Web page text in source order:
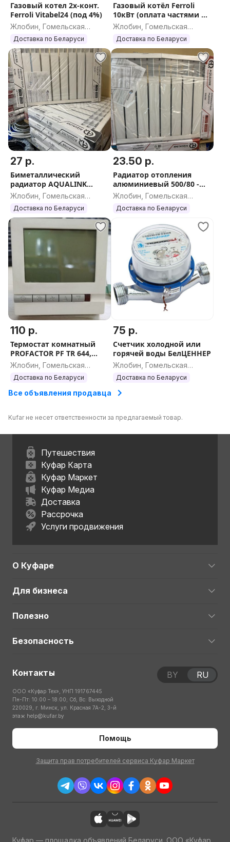
Газовый котел 2х-конт.
Ferroli Vitabel24 (под 4%)
Жлобин, Гомельская
область
Доставка по Беларуси
Газовый котёл Ferroli
10кВт (оплата частями на
5 мес. или льготный
кредит 4% до 36 мес
Жлобин, Гомельская
область
Доставка по Беларуси
27 р.
Биметаллический
радиатор AQUALINK
500/80 усиленный
Жлобин, Гомельская
область
Доставка по Беларуси
23.50 р.
Радиатор отопления
алюминиевый 500/80 -
УСИЛЕННЫЙ
Жлобин, Гомельская
область
Доставка по Беларуси
110 р.
Термостат комнатный
PROFACTOR PF TR 644,
5А/230В
Жлобин, Гомельская
область
Доставка по Беларуси
75 р.
Счетчик холодной или
горячей воды БелЦЕННЕР
Жлобин, Гомельская
область
Доставка по Беларуси
Все объявления продавца
Kufar не несет ответственности за предлагаемый товар.
Путешествия
Куфар Карта
Куфар Маркет
Куфар Медиа
Доставка
Рассрочка
Услуги продвижения
О Куфаре
Для бизнеса
Полезно
Безопасность
Контакты
ООО «Куфар Тех», УНП 191767445
Пн-Пт: 10:00 – 18:00; Сб, Вс: Выходной
220029, г. Минск, ул. Красная 7А-2, 3-й
этаж help@kufar.by
Помощь
Защита прав потребителей сервиса Куфар Маркет
BY RU
Куфар — площадка объявлений Беларуси. ООО «Куфар